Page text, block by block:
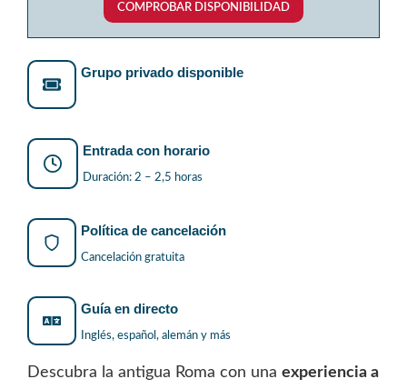
COMPROBAR DISPONIBILIDAD
Grupo privado disponible
Entrada con horario
Duración: 2 – 2,5 horas
Política de cancelación
Cancelación gratuita
Guía en directo
Inglés, español, alemán y más
Descubra la antigua Roma con una experiencia a